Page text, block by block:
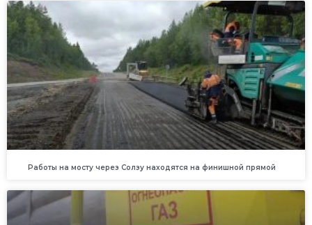
Работы на мосту через Солзу находятся на финишной прямой